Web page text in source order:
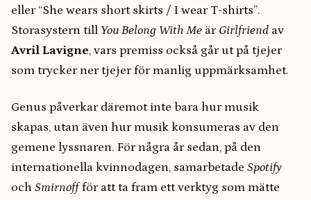
eller “She wears short skirts / I wear T-shirts”.
Storasystern till You Belong With Me är Girlfriend av
Avril Lavigne, vars premiss också går ut på tjejer
som trycker ner tjejer för manlig uppmärksamhet.
Genus påverkar däremot inte bara hur musik
skapas, utan även hur musik konsumeras av den
gemene lyssnaren. För några år sedan, på den
internationella kvinnodagen, samarbetade Spotify
och Smirnoff för att ta fram ett verktyg som mätte